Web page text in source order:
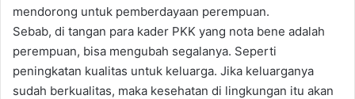
mendorong untuk pemberdayaan perempuan.
Sebab, di tangan para kader PKK yang nota bene adalah
perempuan, bisa mengubah segalanya. Seperti
peningkatan kualitas untuk keluarga. Jika keluarganya
sudah berkualitas, maka kesehatan di lingkungan itu akan